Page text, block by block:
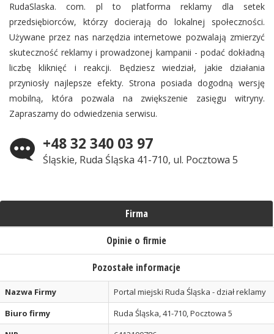
RudaSlaska. com. pl to platforma reklamy dla setek
przedsiębiorców, którzy docierają do lokalnej społeczności.
Używane przez nas narzędzia internetowe pozwalają zmierzyć
skuteczność reklamy i prowadzonej kampanii - podać dokładną
liczbę kliknięć i reakcji. Będziesz wiedział, jakie działania
przyniosły najlepsze efekty. Strona posiada dogodną wersję
mobilną, która pozwala na zwiększenie zasięgu witryny.
Zapraszamy do odwiedzenia serwisu.
+48 32 340 03 97
Śląskie, Ruda Śląska 41-710, ul. Pocztowa 5
Firma
Opinie o firmie
Pozostałe informacje
Nazwa Firmy
Portal miejski Ruda Śląska - dział reklamy
Biuro firmy
Ruda Śląska, 41-710, Pocztowa 5